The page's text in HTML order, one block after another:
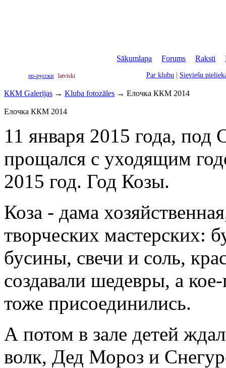
Sākumlapa |Forums |Raksti |
по-русски latviski Par klubu Sieviešu
ККМ Galerijas → Kluba fotozāles → Елочка ККМ 2014
Елочка ККМ 2014
11 января 2015 года,
прощался с уходящим
2015 год. Год Козы.
Коза - дама
творческих мастерских:
бусины, свечи и соль,
создавали шедевры, а
тоже присоединились.
А потом в зале детей
волк, Дед Мороз и